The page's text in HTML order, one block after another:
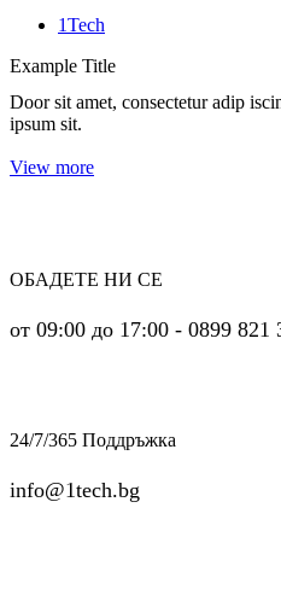
1Tech
Example Title
Door sit amet, consectetur adip
ipsum sit.
View more
ОБАДЕТЕ НИ СЕ
от 09:00 до 17:00 - 0899 821
24/7/365 Поддръжка
info@1tech.bg